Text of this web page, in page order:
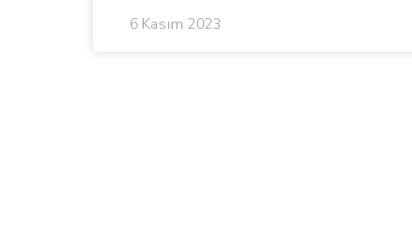
6 Kasım 2023